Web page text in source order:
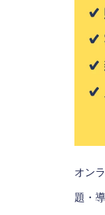
オン
題・